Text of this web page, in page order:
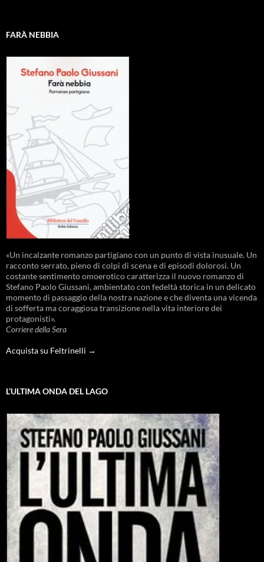
FARÀ NEBBIA
«Un incalzante romanzo partigiano con un punto di vista inusuale. Un
racconto serrato, pieno di colpi di scena e di episodi dolorosi. Un
costante sentimento omoerotico caratterizza il nuovo romanzo di
Stefano Paolo Giussani, ambientato con fedeltà storica in un delicato
momento di passaggio della nostra nazione e che diventa una vicenda
di sofferta ma coraggiosa transizione nella vita interiore dei
protagonisti».
Corriere della Sera
Acquista su Feltrinelli →
L’ULTIMA ONDA DEL LAGO